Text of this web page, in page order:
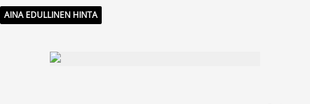
AINA EDULLINEN HINTA